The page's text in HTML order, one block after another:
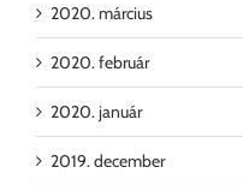
2020. március
2020. február
2020. január
2019. december